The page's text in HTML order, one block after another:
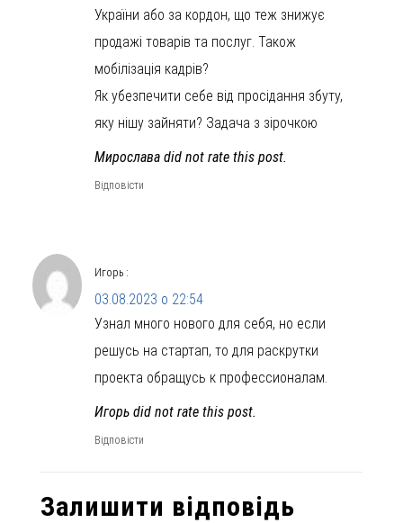
України або за кордон, що теж знижує
продажі товарів та послуг. Також
мобілізація кадрів?
Як убезпечити себе від просідання збуту,
яку нішу зайняти? Задача з зірочкою
Мирослава did not rate this post.
Відповісти
Игорь :
03.08.2023 о 22:54
Узнал много нового для себя, но если
решусь на стартап, то для раскрутки
проекта обращусь к профессионалам.
Игорь did not rate this post.
Відповісти
Залишити відповідь